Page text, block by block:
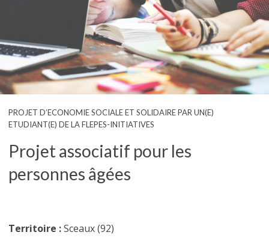
PROJET D’ECONOMIE SOCIALE ET SOLIDAIRE PAR UN(E)
ETUDIANT(E) DE LA FLEPES-INITIATIVES
Projet associatif pour les
personnes âgées
Territoire :Sceaux (92)